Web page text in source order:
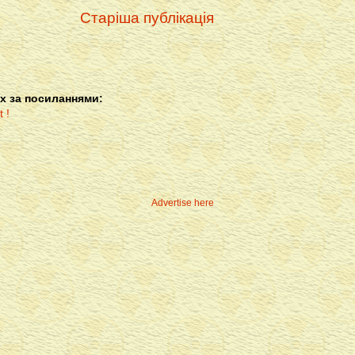
Старіша публікація
за посиланнями:
Advertise here